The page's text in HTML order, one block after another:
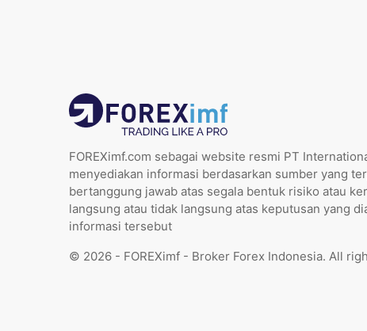
FOREXimf.com sebagai website resmi PT
menyediakan informasi berdasarkan sumber yang
bertanggung jawab atas segala bentuk risiko atau
langsung atau tidak langsung atas keputusan yang
informasi tersebut
© 2026 - FOREXimf - Broker Forex Indonesia. All